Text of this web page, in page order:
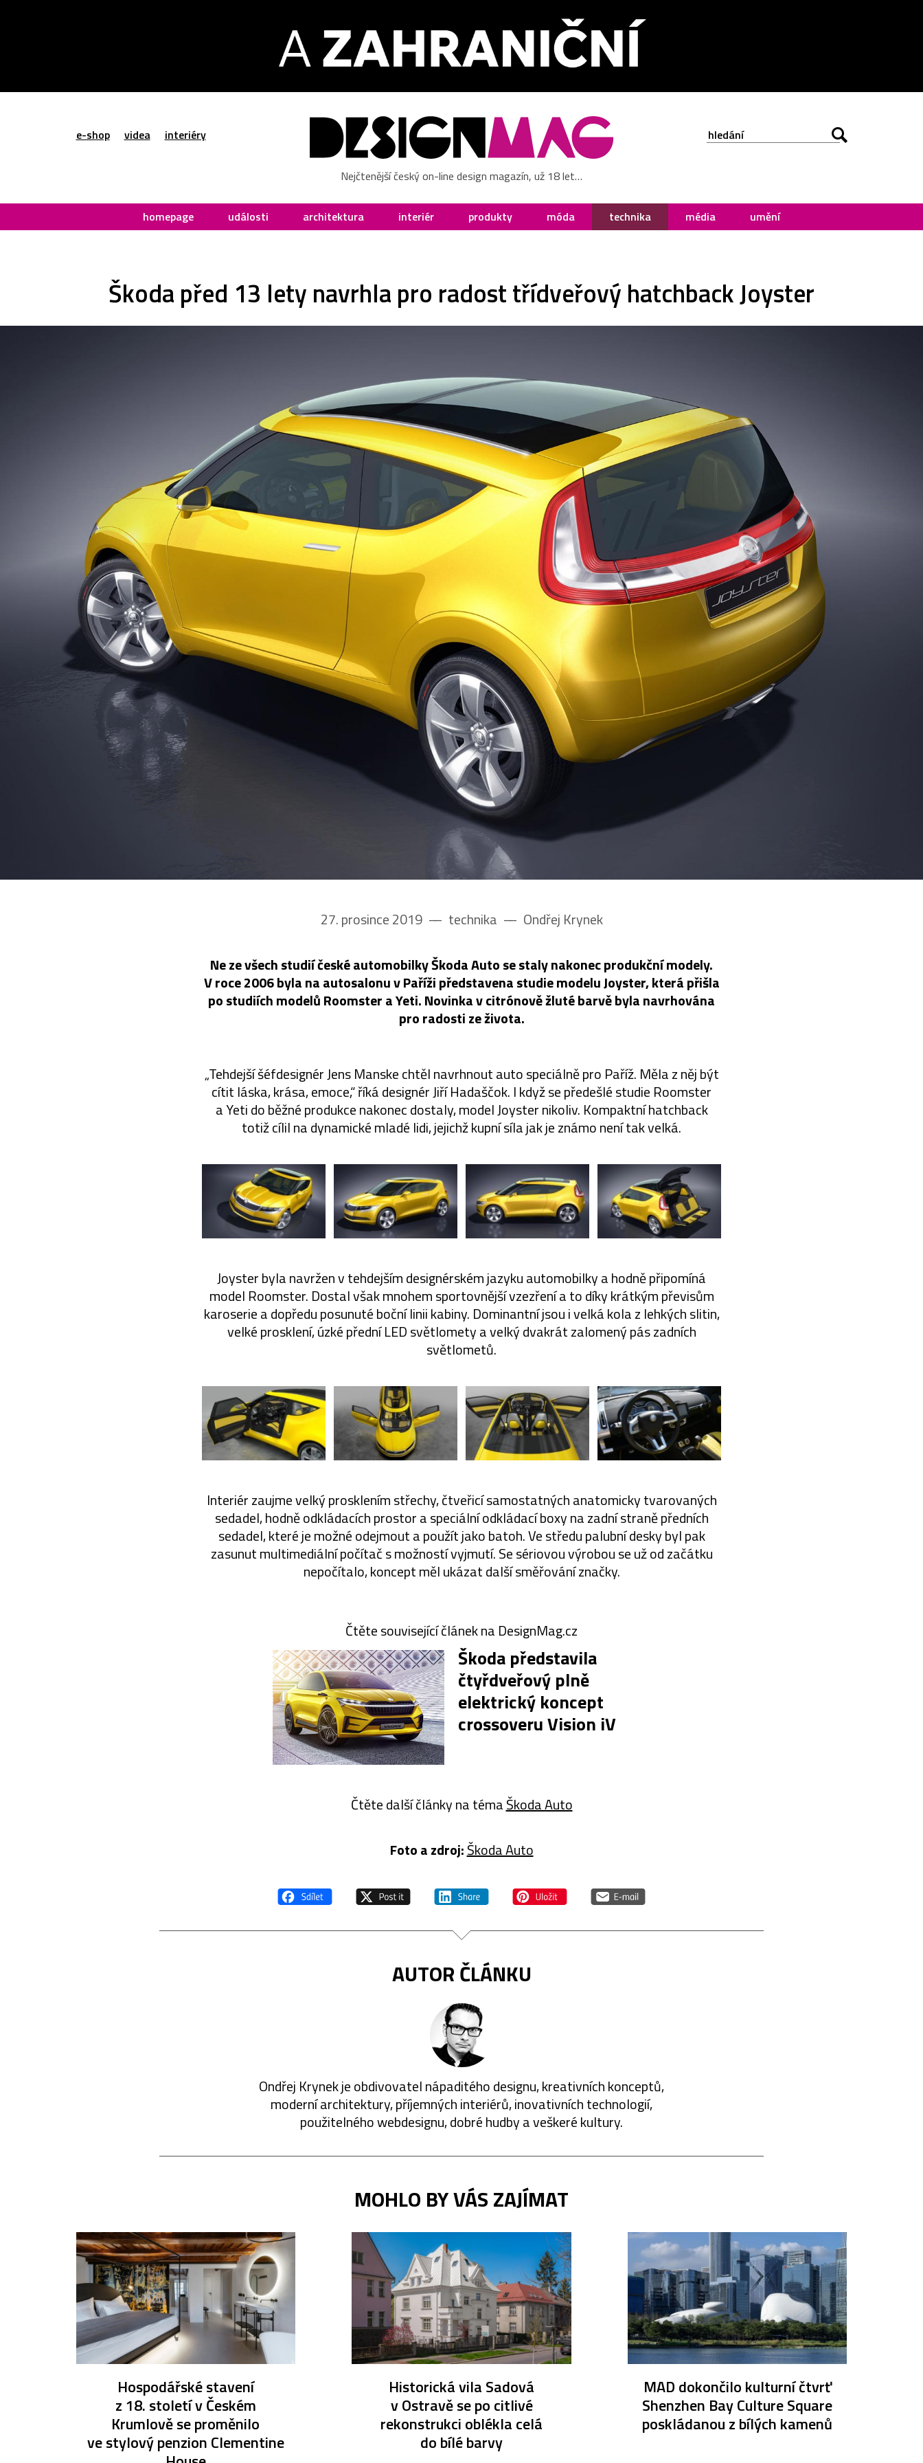
e-shop videa interiéry
Nejčtenější český on-line design magazín, už 18 let…
homepage události architektura interiér produkty móda technika média umění
Škoda před 13 lety navrhla pro radost třídveřový hatchback Joyster
27. prosince 2019 –– technika –– Ondřej Krynek
Ne ze všech studií české automobilky Škoda Auto se staly nakonec produkční modely.
V roce 2006 byla na autosalonu v Paříži představena studie modelu Joyster, která přišla
po studiích modelů Roomster a Yeti. Novinka v citrónově žluté barvě byla navrhována
pro radosti ze života.
„Tehdejší šéfdesignér Jens Manske chtěl navrhnout auto speciálně pro Paříž. Měla z něj být
cítit láska, krása, emoce,“ říká designér Jiří Hadaščok. I když se předešlé studie Roomster
a Yeti do běžné produkce nakonec dostaly, model Joyster nikoliv. Kompaktní hatchback
totiž cílil na dynamické mladé lidi, jejichž kupní síla jak je známo není tak velká.
Joyster byla navržen v tehdejším designérském jazyku automobilky a hodně připomíná
model Roomster. Dostal však mnohem sportovnější vzezření a to díky krátkým převisům
karoserie a dopředu posunuté boční linii kabiny. Dominantní jsou i velká kola z lehkých slitin,
velké prosklení, úzké přední LED světlomety a velký dvakrát zalomený pás zadních
světlometů.
Interiér zaujme velký prosklením střechy, čtveřicí samostatných anatomicky tvarovaných
sedadel, hodně odkládacích prostor a speciální odkládací boxy na zadní straně předních
sedadel, které je možné odejmout a použít jako batoh. Ve středu palubní desky byl pak
zasunut multimediální počítač s možností vyjmutí. Se sériovou výrobou se už od začátku
nepočítalo, koncept měl ukázat další směřování značky.
Čtěte související článek na DesignMag.cz
Škoda představila
čtyřdveřový plně
elektrický koncept
crossoveru Vision iV
Čtěte další články na témaŠkoda Auto
Foto a zdroj:Škoda Auto
AUTOR ČLÁNKU
Ondřej Krynek je obdivovatel nápaditého designu, kreativních konceptů,
moderní architektury, příjemných interiérů, inovativních technologií,
použitelného webdesignu, dobré hudby a veškeré kultury.
MOHLO BY VÁS ZAJÍMAT
Hospodářské stavení
z 18. století v Českém
Krumlově se proměnilo
ve stylový penzion Clementine
Historická vila Sadová
v Ostravě se po citlivé
rekonstrukci oblékla celá
do bílé barvy
MAD dokončilo kulturní čtvrť
Shenzhen Bay Culture Square
poskládanou z bílých kamenů